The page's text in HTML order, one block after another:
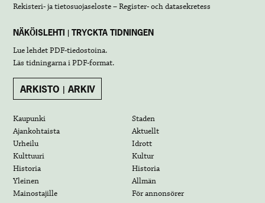
Rekisteri- ja tietosuojaseloste – Register- och datasekretess
NÄKÖISLEHTI | TRYCKTA TIDNINGEN
Lue lehdetPDF-tiedostoina.
Läs tidningarna iPDF-format.
ARKISTO | ARKIV
Kaupunki
Staden
Ajankohtaista
Aktuellt
Urheilu
Idrott
Kulttuuri
Kultur
Historia
Historia
Yleinen
Allmän
Mainostajille
För annonsörer